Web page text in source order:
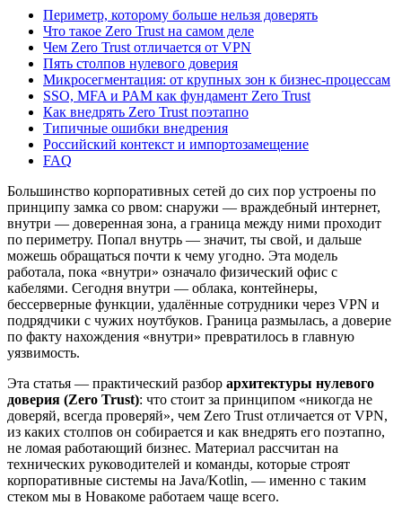
Периметр, которому больше нельзя доверять
Что такое Zero Trust на самом деле
Чем Zero Trust отличается от VPN
Пять столпов нулевого доверия
Микросегментация: от крупных зон к бизнес-процессам
SSO, MFA и PAM как фундамент Zero Trust
Как внедрять Zero Trust поэтапно
Типичные ошибки внедрения
Российский контекст и импортозамещение
FAQ
Большинство корпоративных сетей до сих пор устроены по
принципу замка со рвом: снаружи — враждебный интернет,
внутри — доверенная зона, а граница между ними проходит
по периметру. Попал внутрь — значит, ты свой, и дальше
можешь обращаться почти к чему угодно. Эта модель
работала, пока «внутри» означало физический офис с
кабелями. Сегодня внутри — облака, контейнеры,
бессерверные функции, удалённые сотрудники через VPN и
подрядчики с чужих ноутбуков. Граница размылась, а доверие
по факту нахождения «внутри» превратилось в главную
уязвимость.
Эта статья — практический разбор архитектуры нулевого
доверия (Zero Trust): что стоит за принципом «никогда не
доверяй, всегда проверяй», чем Zero Trust отличается от VPN,
из каких столпов он собирается и как внедрять его поэтапно,
не ломая работающий бизнес. Материал рассчитан на
технических руководителей и команды, которые строят
корпоративные системы на Java/Kotlin, — именно с таким
стеком мы в Новакоме работаем чаще всего.